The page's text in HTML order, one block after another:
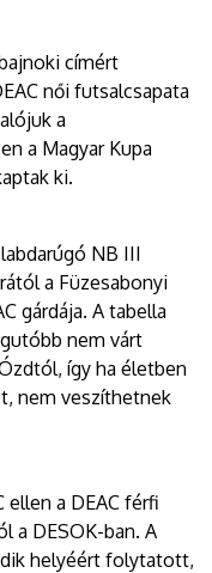
címért
női futsalcsapata
a
a Magyar Kupa
ki.
NB III
a Füzesabonyi
gárdája. A tabella
nem várt
így ha életben
nem veszíthetnek
ellen a DEAC férfi
a DESOK-ban. A
helyéért folytatott,